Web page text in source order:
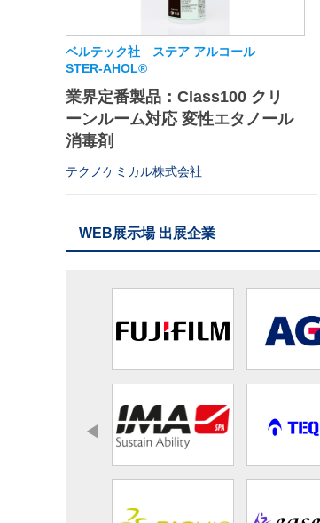
ベルテック社 ステア アルコール
STER-AHOL®
業界定番製品：Class100 クリ
ーンルーム対応 変性エタノール
消毒剤
テクノケミカル株式会社
WEB展示場 出展企業